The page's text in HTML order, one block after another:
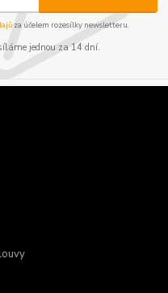
za účelem rozesílky newsletteru.
jednou za 14 dní.